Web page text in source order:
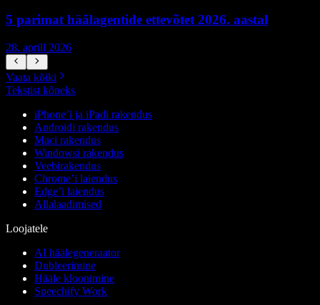
5 parimat häälagentide ettevõtet 2026. aastal
28. aprill 2026
Vaata kõiki
Tekstist kõneks
iPhone’i ja iPadi rakendus
Androidi rakendus
Maci rakendus
Windowsi rakendus
Veebirakendus
Chrome’i laiendus
Edge’i laiendus
Allalaadimised
Loojatele
AI häälegeneraator
Dubleerimine
Hääle kloonimine
Speechify Work